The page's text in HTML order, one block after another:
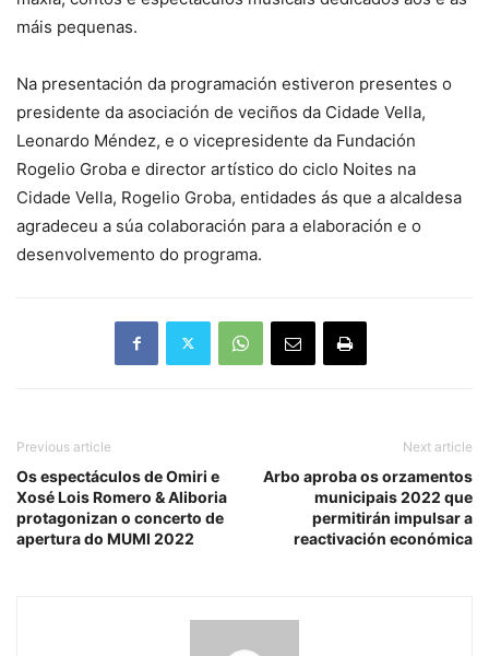
máis pequenas.
Na presentación da programación estiveron presentes o
presidente da asociación de veciños da Cidade Vella,
Leonardo Méndez, e o vicepresidente da Fundación
Rogelio Groba e director artístico do ciclo Noites na
Cidade Vella, Rogelio Groba, entidades ás que a alcaldesa
agradeceu a súa colaboración para a elaboración e o
desenvolvemento do programa.
Previous article
Os espectáculos de Omiri e
Xosé Lois Romero & Aliboria
protagonizan o concerto de
apertura do MUMI 2022
Next article
Arbo aproba os orzamentos
municipais 2022 que
permitirán impulsar a
reactivación económica